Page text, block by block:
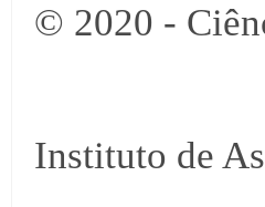
© 2020 -
Instituto de